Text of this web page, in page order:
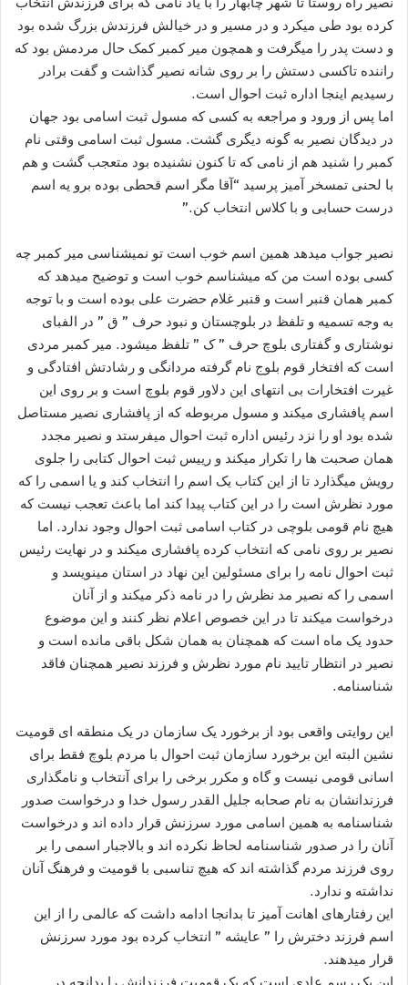
کرده بود طی میکرد و در مسیر و در خیالش فرزندش بزرگ شده بود
و دست پدر را میگرفت و همچون میر کمبر کمک حال مردمش بود که
راننده تاکسی دستش را بر روی شانه نصیر گذاشت و گفت برادر
رسیدیم اینجا اداره ثبت احوال است.
اما پس از ورود و مراجعه به کسی که مسول ثبت اسامی بود جهان
در دیدگان نصیر به گونه دیگری گشت. مسول ثبت اسامی وقتی نام
کمبر را شنید هم از نامی که تا کنون نشنیده بود متعجب گشت و هم
با لحنی تمسخر آمیز پرسید “آقا مگر اسم قحطی بوده برو یه اسم
درست حسابی و با کلاس انتخاب کن.”
نصیر جواب میدهد همین اسم خوب است تو نمیشناسی میر کمبر چه
کسی بوده است من که میشناسم خوب است و توضیح میدهد که
کمبر همان قنبر است و قنبر غلام حضرت علی بوده است و با توجه
به وجه تسمیه و تلفظ در بلوچستان و نبود حرف ” ق ” در الفبای
نوشتاری و گفتاری بلوچ حرف ” ک ” تلفظ میشود. میر کمبر مردی
است که افتخار قوم بلوج نام گرفته مردانگی و رشادتش افتادگی و
غیرت افتخارات بی انتهای این دلاور قوم بلوچ است و بر روی این
اسم پافشاری میکند و مسول مربوطه که از پافشاری نصیر مستاصل
شده بود او را نزد رئیس اداره ثبت احوال میفرستد و نصیر مجدد
همان صحبت ها را تکرار میکند و رییس ثبت احوال کتابی را جلوی
رویش میگذارد تا از این کتاب یک اسم را انتخاب کند و یا اسمی را که
مورد نظرش است را در این کتاب پیدا کند اما باعث تعجب نیست که
هیچ نام قومی بلوچی در کتاب اسامی ثبت احوال وجود ندارد. اما
نصیر بر روی نامی که انتخاب کرده پافشاری میکند و در نهایت رئیس
ثبت احوال نامه را برای مسئولین این نهاد در استان مینویسد و
اسمی را که نصیر مد نظرش را در نامه ذکر میکند و از آنان
درخواست میکند تا در این خصوص اعلام نظر کنند و این موضوع
حدود یک ماه است که همچنان به همان شکل باقی مانده است و
نصیر در انتظار تایید نام مورد نظرش و فرزند نصیر همچنان فاقد
شناسنامه.
این روایتی واقعی بود از برخورد یک سازمان در یک منطقه ای قومیت
نشین البته این برخورد سازمان ثبت احوال با مردم بلوچ فقط برای
اسانی قومی نیست و گاه و مکرر برخی را برای آنتخاب و نامگذاری
فرزندانشان به نام صحابه جلیل القدر رسول خدا و درخواست صدور
شناسنامه به همین اسامی مورد سرزنش قرار داده اند و درخواست
آنان را در صدور شناسنامه لحاظ نکرده اند و بالاجبار اسمی را بر
روی فرزند مردم گذاشته اند که هیچ تناسبی با قومیت و فرهنگ آنان
نداشته و ندارد.
این رفتارهای اهانت آمیز تا بدانجا ادامه داشت که عالمی را از این
اسم فرزند دخترش را ” عايشه ” انتخاب کرده بود مورد سرزنش
قرار میدهند.